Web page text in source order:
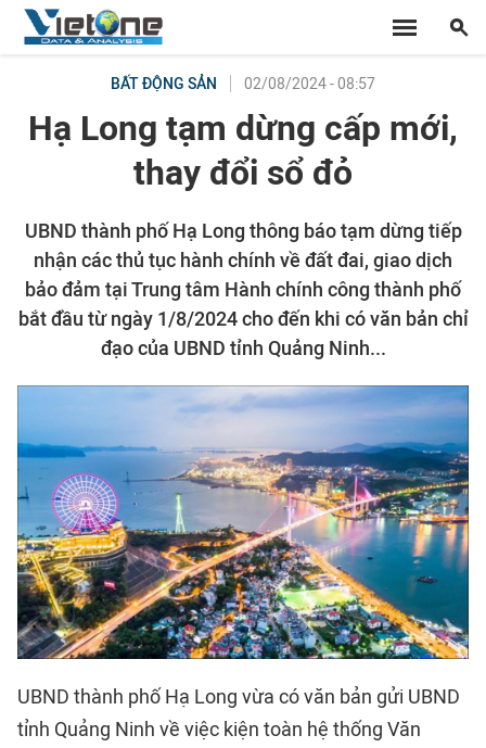
BẤT ĐỘNG SẢN 02/08/2024 - 08:57
Hạ Long tạm dừng cấp mới,
thay đổi sổ đỏ
UBND thành phố Hạ Long thông báo tạm dừng tiếp
nhận các thủ tục hành chính về đất đai, giao dịch
bảo đảm tại Trung tâm Hành chính công thành phố
bắt đầu từ ngày 1/8/2024 cho đến khi có văn bản chỉ
đạo của UBND tỉnh Quảng Ninh...
UBND thành phố Hạ Long vừa có văn bản gửi UBND
tỉnh Quảng Ninh về việc kiện toàn hệ thống Văn